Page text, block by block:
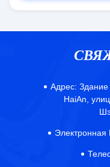
Адрес: Здание
HaiAn,
Электронная